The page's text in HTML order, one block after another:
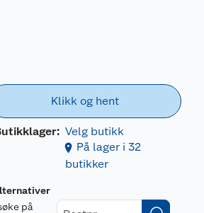
Klikk og hent
Velg butikk
På lager i 32
butikker
på